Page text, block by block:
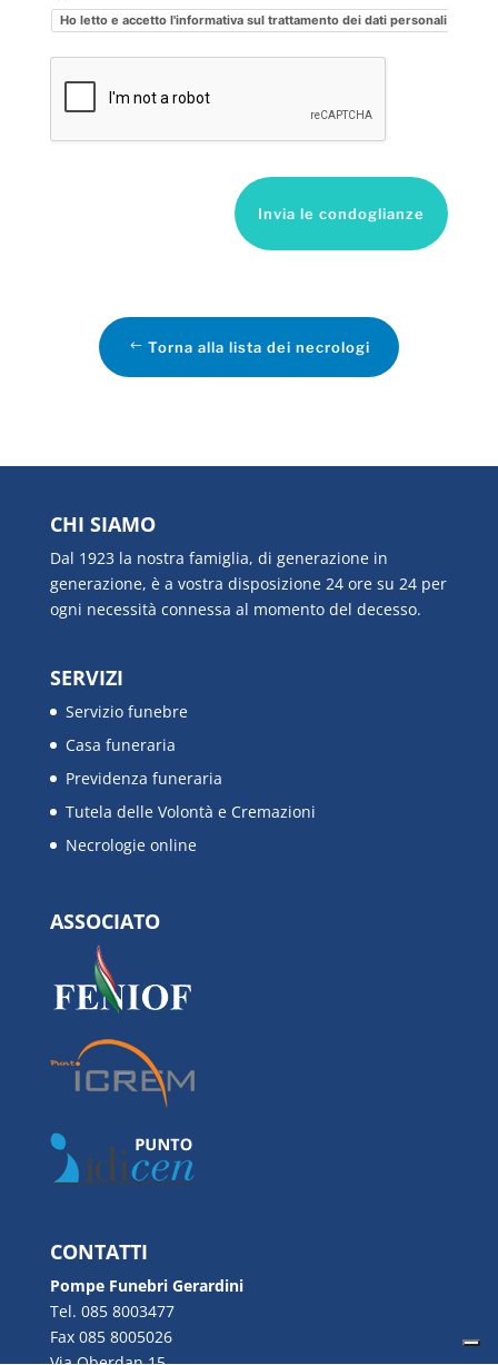
Ho letto e accetto l'informativa sul trattamento dei dati personali
Invia le condoglianze
Torna alla lista dei necrologi
CHI SIAMO
Dal 1923 la nostra famiglia, di generazione in
generazione, è a vostra disposizione 24 ore su 24 per
ogni necessità connessa al momento del decesso.
SERVIZI
Servizio funebre
Casa funeraria
Previdenza funeraria
Tutela delle Volontà e Cremazioni
Necrologie online
ASSOCIATO
CONTATTI
Pompe Funebri Gerardini
Tel. 085 8003477
Fax 085 8005026